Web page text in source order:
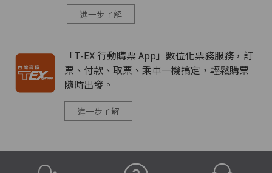
進一步了解
「T-EX 行動購票 App」數位化票務服務，訂
票、付款、取票、乘車一機搞定，輕鬆購票
隨時出發。
進一步了解